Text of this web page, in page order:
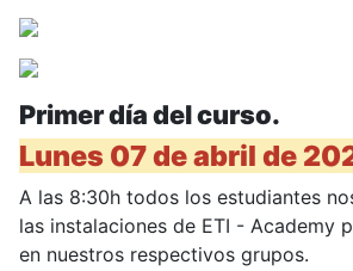
Primer día del curso.
Lunes 07 de abril de
A las 8:30h todos los estudiantes
las instalaciones de ETI - Academy
en nuestros respectivos grupos.